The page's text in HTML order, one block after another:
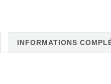
INFORMATIONS